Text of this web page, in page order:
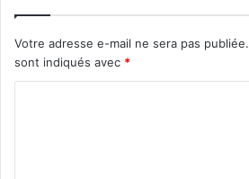
Votre adresse e-mail ne sera pas publiée.
sont indiqués avec *